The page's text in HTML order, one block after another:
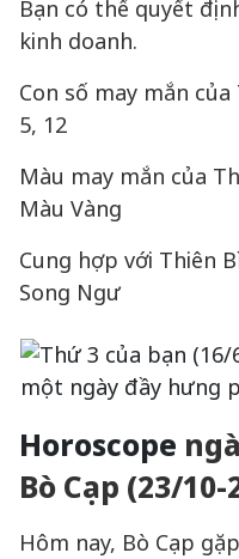
Bạn có thể quyết
kinh doanh.
Con số may mắn
5, 12
Màu may mắn của
Màu Vàng
Cung hợp với Thiên
Song Ngư
Horoscope
Bò Cạp (23/10-
Hôm nay, Bò Cạp